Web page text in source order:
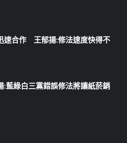
速合作 王郁揚:修法速度快得不
綠白三黨錯誤修法將讓紙菸銷